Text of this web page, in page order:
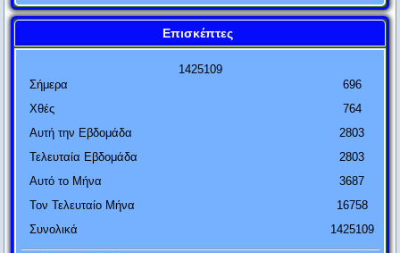
Επισκέπτες
1425109
Σήμερα
Χθές
Αυτή την Εβδομάδα
Τελευταία Εβδομάδα
Αυτό το Μήνα
Τον Τελευταίο Μήνα
Συνολικά
696
764
2803
2803
3687
16758
1425109